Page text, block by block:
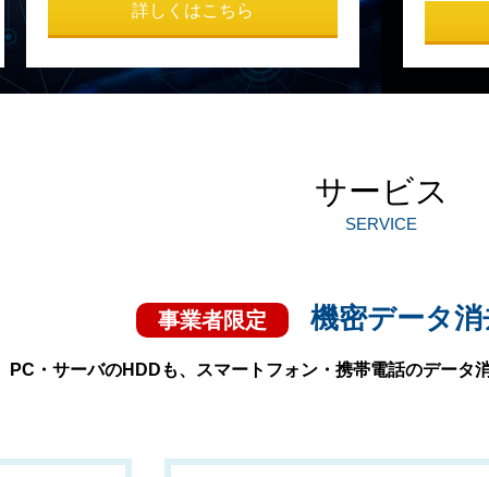
詳しくはこちら
サービス
SERVICE
事業者限定 機密データ
PC・サーバのHDDも、スマートフォン・携帯電話のデータ